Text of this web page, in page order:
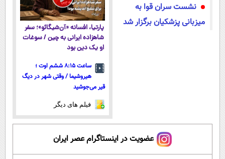
نشست سران قوا به
میزبانی پزشکیان برگزار شد
پارتیا، افسانه «آن‌شیگائو»؛ سفر
شاهزاده ایرانی به چین / سوغات
او یک دین بود
ساعت ۸:۱۵ ششم اوت ؛
هیروشیما / وقتی شهر در دیگ
قیر می‌جوشید
فیلم های دیگر
عضویت در اینستاگرام عصر ایران